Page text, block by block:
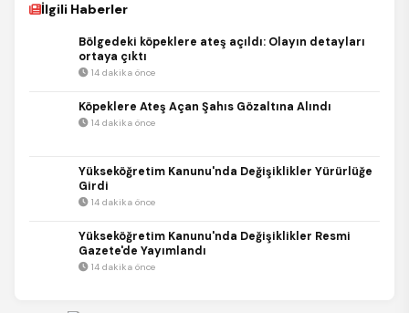
İlgili Haberler
Bölgedeki köpeklere ateş açıldı: Olayın detayları
ortaya çıktı
14 dakika önce
Köpeklere Ateş Açan Şahıs Gözaltına Alındı
14 dakika önce
Yükseköğretim Kanunu'nda Değişiklikler Yürürlüğe
Girdi
14 dakika önce
Yükseköğretim Kanunu'nda Değişiklikler Resmi
Gazete'de Yayımlandı
14 dakika önce